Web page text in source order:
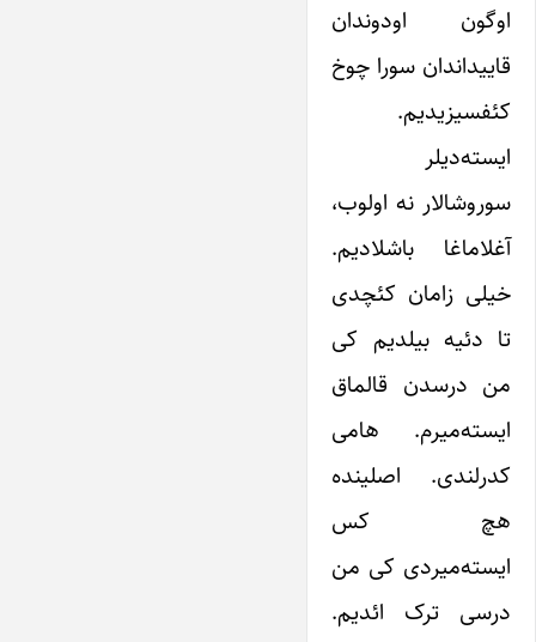
اوگون اودوندان
قاییداندان سورا چوخ
کئفسیزیدیم.
ایسته‌دیلر
سوروشالار نه اولوب،
آغلاماغا باشلادیم.
خیلی زامان کئچدی
تا دئیه بیلدیم کی
من درسدن قالماق
ایسته‌میرم. هامی
کدرلندی. اصلینده
هچ کس
ایسته‌میردی کی من
درسی ترک ائدیم.